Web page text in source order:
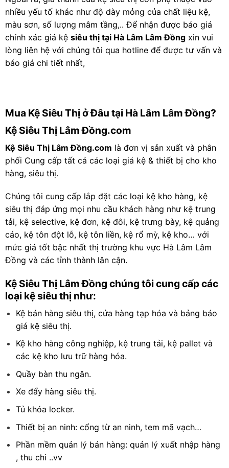
nhiều yếu tố khác như độ dày mỏng của chất liệu kệ,
màu sơn, số lượng mâm tầng,.. Để nhận được báo giá
chính xác giá kệ siêu thị tại Hà Lâm Lâm Đồng xin vui
lòng liên hệ với chúng tôi qua hotline để được tư vấn và
báo giá chi tiết nhất,
Mua Kệ Siêu Thị ở Đâu tại Hà Lâm Lâm Đồng?
Kệ Siêu Thị Lâm Đồng.com
Kệ Siêu Thị Lâm Đồng.com là đơn vị sản xuất và phân
phối Cung cấp tất cả các loại giá kệ & thiết bị cho kho
hàng, siêu thị.
Chúng tôi cung cấp lắp đặt các loại kệ kho hàng, kệ
siêu thị đáp ứng mọi nhu cầu khách hàng như kệ trung
tải, kệ selective, kệ đơn, kệ đôi, kệ trưng bày, kệ quảng
cáo, kệ tôn đột lỗ, kệ tôn liền, kệ rổ mỳ, kệ kho… với
mức giá tốt bậc nhất thị trường khu vực Hà Lâm Lâm
Đồng và các tỉnh thành lân cận.
Kệ Siêu Thị Lâm Đồng chúng tôi cung cấp các
loại kệ siêu thị như:
Kệ bán hàng siêu thị, cửa hàng tạp hóa và bảng báo
giá kệ siêu thị.
Kệ kho hàng công nghiệp, kệ trung tải, kệ pallet và
các kệ kho lưu trữ hàng hóa.
Quầy bàn thu ngân.
Xe đẩy hàng siêu thị.
Tủ khóa locker.
Thiết bị an ninh: cổng từ an ninh, tem mã vạch…
Phần mềm quản lý bán hàng: quản lý xuất nhập hàng
, thu chi ..vv